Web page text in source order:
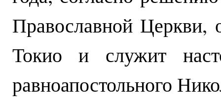
Православной Церкви,
Токио и служит
равноапостольного